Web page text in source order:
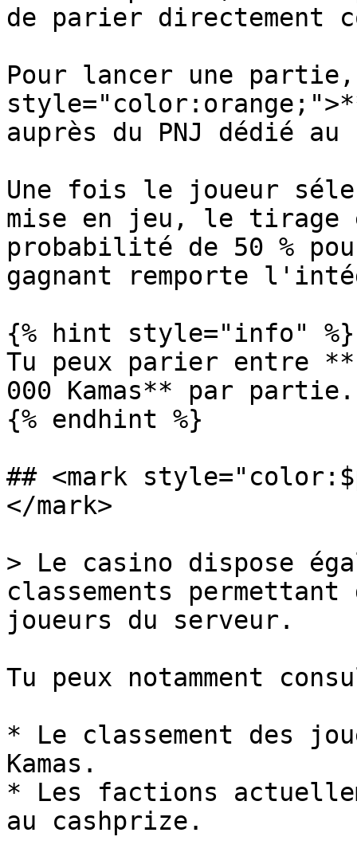
de parier directement
Pour lancer une
auprès du PNJ dédié
Une fois le joueur
mise en jeu, le tirage
probabilité de 50 %
gagnant remporte
{% hint style="info" %}
Tu peux parier entre
000 Kamas** par partie.
{% endhint %}
## <mark
</mark>
> Le casino dispose
classements
joueurs du serveur.
Tu peux notamment
* Le classement des
Kamas.
* Les factions
au cashprize.